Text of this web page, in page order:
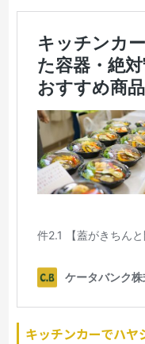
キッチンカーでハヤ